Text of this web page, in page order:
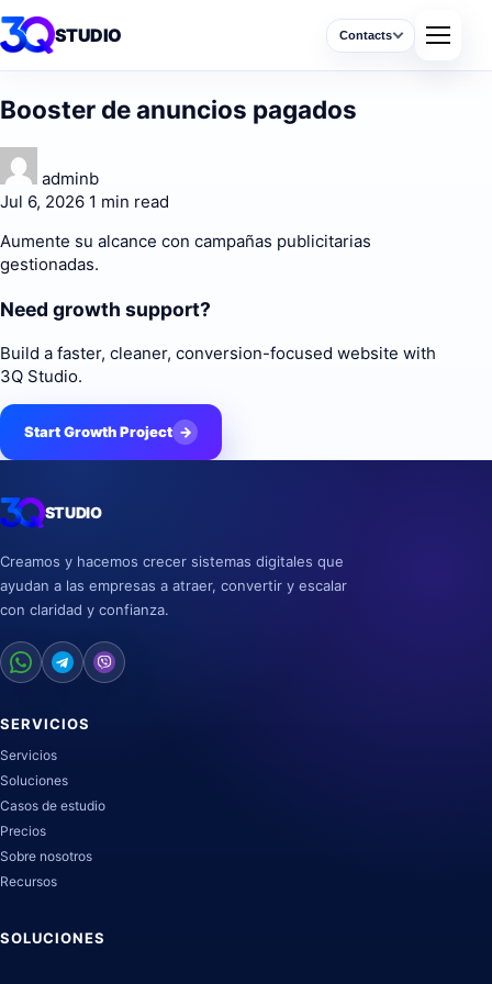
STUDIO Contacts
Booster de anuncios pagados
adminb
Jul 6, 2026 1 min read
Aumente su alcance con campañas publicitarias
gestionadas.
Need growth support?
Build a faster, cleaner, conversion-focused website with
3Q Studio.
Start Growth Project →
STUDIO
Creamos y hacemos crecer sistemas digitales que
ayudan a las empresas a atraer, convertir y escalar
con claridad y confianza.
SERVICIOS
Servicios
Soluciones
Casos de estudio
Precios
Sobre nosotros
Recursos
SOLUCIONES